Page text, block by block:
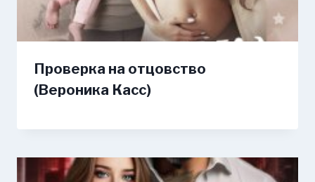
Проверка на отцовство
(Вероника Касс)